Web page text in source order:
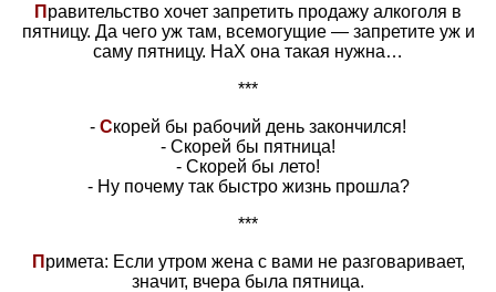
П равительство хочет запретить продажу алкоголя в
пятницу. Да чего уж там, всемогущие — запретите уж и
саму пятницу. НаХ она такая нужна…
***
- Скорей бы рабочий день закончился!
- Скорей бы пятница!
- Скорей бы лето!
- Ну почему так быстро жизнь прошла?
***
П римета: Если утром жена с вами не разговаривает,
значит, вчера была пятница.